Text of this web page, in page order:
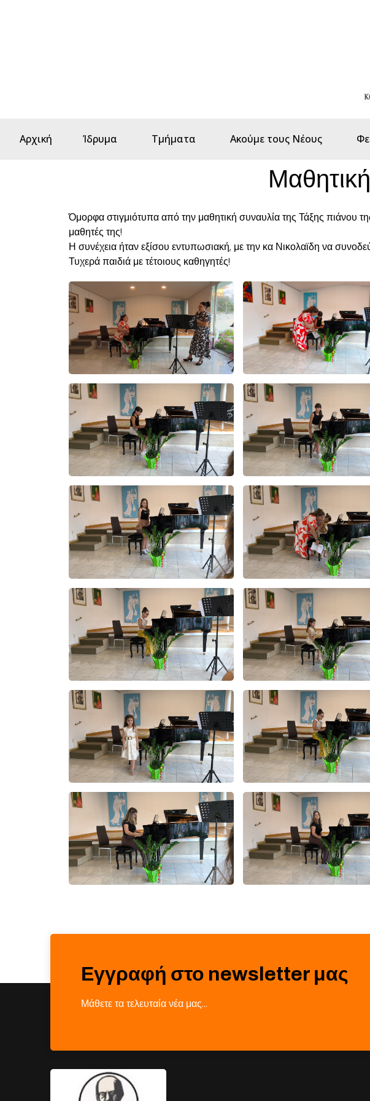
Αρχική Ίδρυμα Τμήματα Ακούμε τους Νέους
Όμορφα στιγμιότυπα από την μαθητική συναυλία της Τάξης πιάνου
μαθητές της!
Η συνέχεια ήταν εξίσου εντυπωσιακή, με την κα Νικολαϊδη να
Τυχερά παιδιά με τέτοιους καθηγητές!
Εγγραφή στο newsletter μας
Μάθετε τα τελευταία νέα μας…